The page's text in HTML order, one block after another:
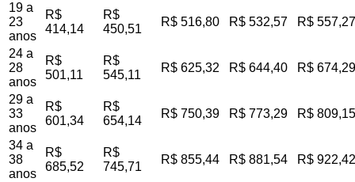
19 a
23
anos
R$
414,14
R$
450,51
R$ 516,80 R$ 532,57 R$ 557,27
24 a
28
anos
R$
501,11
R$
545,11
R$ 625,32 R$ 644,40 R$ 674,29
29 a
33
anos
R$
601,34
R$
654,14
R$ 750,39 R$ 773,29 R$ 809,15
34 a
38
anos
R$
685,52
R$
745,71
R$ 855,44 R$ 881,54 R$ 922,42